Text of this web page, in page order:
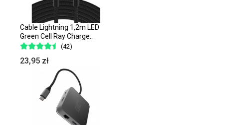
Cable Lightning 1,2m LED
Green Cell Ray Charge..
(42)
23,95 zł